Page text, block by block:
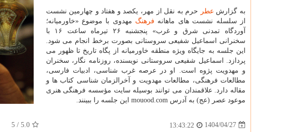
به گزارش عطر
حرم به نقل از مهر، یکصد و هفتاد و چهارمین نشست
از سلسله نشست های ماهانه فرهنگ مهدوی با موضوع «خاورمیانه؛
آوردگاه تمدنی شرق و غرب» پنجشنبه ۲۶ تیرماه ساعت ۱۶ با
سخنرانی اسماعیل شفیعی سروستانی بصورت برخط انجام می شود.
این جلسه به جایگاه ویژه منطقه خاورمیانه از پگاه تاریخ تا ظهور می
پردازد. اسماعیل شفیعی سروستانی نویسنده، روزنامه نگار، سخنران
و مهدویت پژوه است. او در عرصه غرب شناسی، ادبیات فارسی،
مطالعات فرهنگی، مطالعات مهدویت و آخرالزمان شناسی کتاب ها و
مقاله دارد. علاقمندان می توانند بوسیله سایت مؤسسه فرهنگی هنری
موعود عصر (عج) به آدرس mouood.com این جلسه را ببینند.
1404/04/27
13:43:22
5.0
/ 5